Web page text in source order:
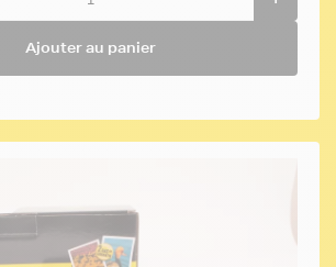
Ajouter au panier